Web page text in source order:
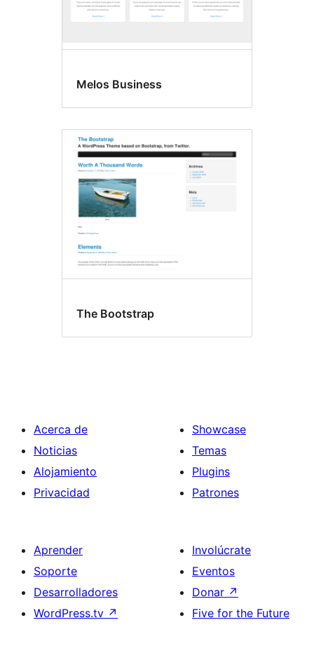
Melos Business
The Bootstrap
Acerca de
Noticias
Alojamiento
Privacidad
Showcase
Temas
Plugins
Patrones
Aprender
Soporte
Desarrolladores
WordPress.tv ↗
Involúcrate
Eventos
Donar ↗
Five for the Future